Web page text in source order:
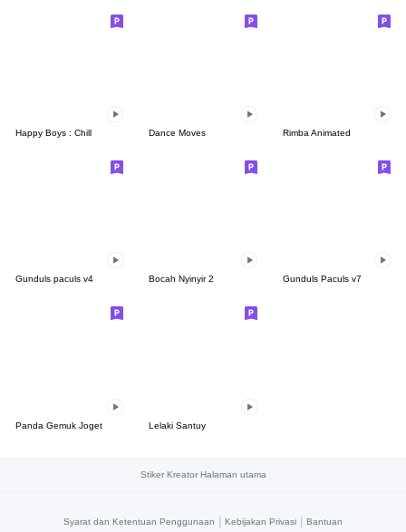
Happy Boys : Chill Dance Moves Rimba Animated
Gunduls paculs v4 Bocah Nyinyir 2 Gunduls Paculs v7
Panda Gemuk Joget Lelaki Santuy
Stiker Kreator Halaman utama
Syarat dan Ketentuan Penggunaan | Kebijakan Privasi | Bantuan